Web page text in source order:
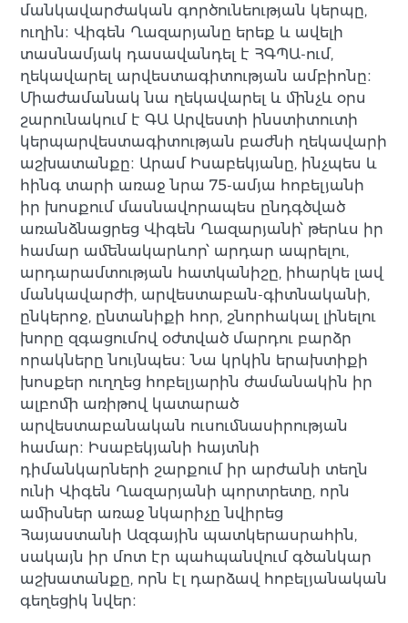
մանկավարժական գործունեության կերպը,
ուղին։ Վիգեն Ղազարյանը երեք և ավելի
տասնամյակ դասավանդել է ՀԳՊԱ-ում,
ղեկավարել արվեստագիտության ամբիոնը։
Միաժամանակ նա ղեկավարել և մինչև օրս
շարունակում է ԳԱ Արվեստի ինստիտուտի
կերպարվեստագիտության բաժնի ղեկավարի
աշխատանքը։ Արամ Իսաբեկյանը, ինչպես և
հինգ տարի առաջ նրա 75-ամյա հոբելյանի
իր խոսքում մասնավորապես ընդգծված
առանձնացրեց Վիգեն Ղազարյանի՝ թերևս իր
համար ամենակարևոր՝ արդար ապրելու,
արդարամտության հատկանիշը, իհարկե լավ
մանկավարժի, արվեստաբան-գիտնականի,
ընկերոջ, ընտանիքի հոր, շնորհակալ լինելու
խորը զգացումով օժտված մարդու բարձր
որակները նույնպես։ Նա կրկին երախտիքի
խոսքեր ուղղեց հոբելյարին ժամանակին իր
ալբոմի առիթով կատարած
արվեստաբանական ուսումնասիրության
համար։ Իսաբեկյանի հայտնի
դիմանկարների շարքում իր արժանի տեղն
ունի Վիգեն Ղազարյանի պորտրետը, որն
ամիսներ առաջ նկարիչը նվիրեց
Հայաստանի Ազգային պատկերասրահին,
սակայն իր մոտ էր պահպանվում գծանկար
աշխատանքը, որն էլ դարձավ հոբելյանական
գեղեցիկ նվեր։